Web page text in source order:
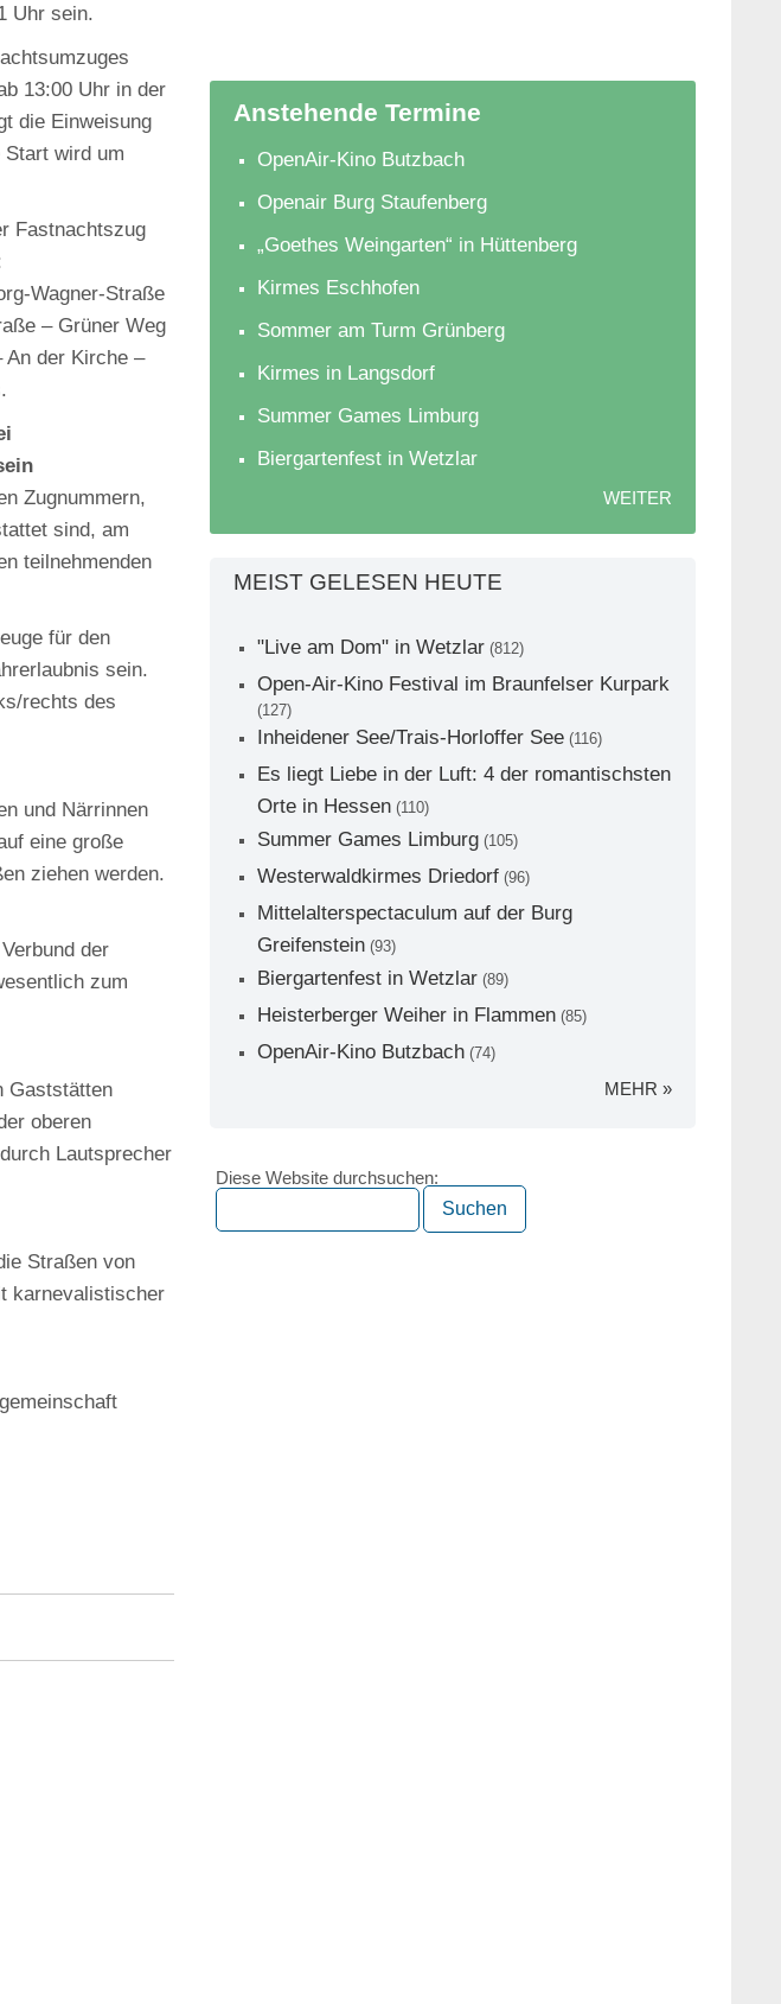
Uhr sein.
13:00 Uhr in der
die Einweisung
wird um
Fastnachtszug
Wagner-Straße
– Grüner Weg
An der Kirche –
Zugnummern,
sind, am
teilnehmenden
für den
sein.
rechts des
und Närrinnen
eine große
ziehen werden.
der
zum
Gaststätten
oberen
Lautsprecher
Straßen von
karnevalistischer
Anstehende Termine
OpenAir-Kino Butzbach
Openair Burg Staufenberg
„Goethes Weingarten“ in Hüttenberg
Kirmes Eschhofen
Sommer am Turm Grünberg
Kirmes in Langsdorf
Summer Games Limburg
Biergartenfest in Wetzlar
WEITER
MEIST GELESEN HEUTE
"Live am Dom" in Wetzlar (812)
Open-Air-Kino Festival im Braunfelser Kurpark
(127)
Inheidener See/Trais-Horloffer See (116)
Es liegt Liebe in der Luft: 4 der romantischsten
Orte in Hessen (110)
Summer Games Limburg (105)
Westerwaldkirmes Driedorf (96)
Mittelalterspectaculum auf der Burg
Greifenstein (93)
Biergartenfest in Wetzlar (89)
Heisterberger Weiher in Flammen (85)
OpenAir-Kino Butzbach (74)
MEHR »
Diese Website durchsuchen: